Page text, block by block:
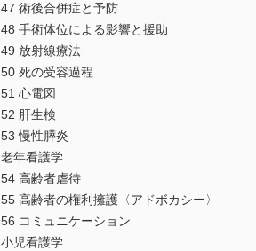
47 術後合併症と予防
48 手術体位による影響と援助
49 放射線療法
50 死の受容過程
51 心電図
52 肝生検
53 慢性膵炎
老年看護学
54 高齢者虐待
55 高齢者の権利擁護〈アドボカシー〉
56 コミュニケーション
小児看護学